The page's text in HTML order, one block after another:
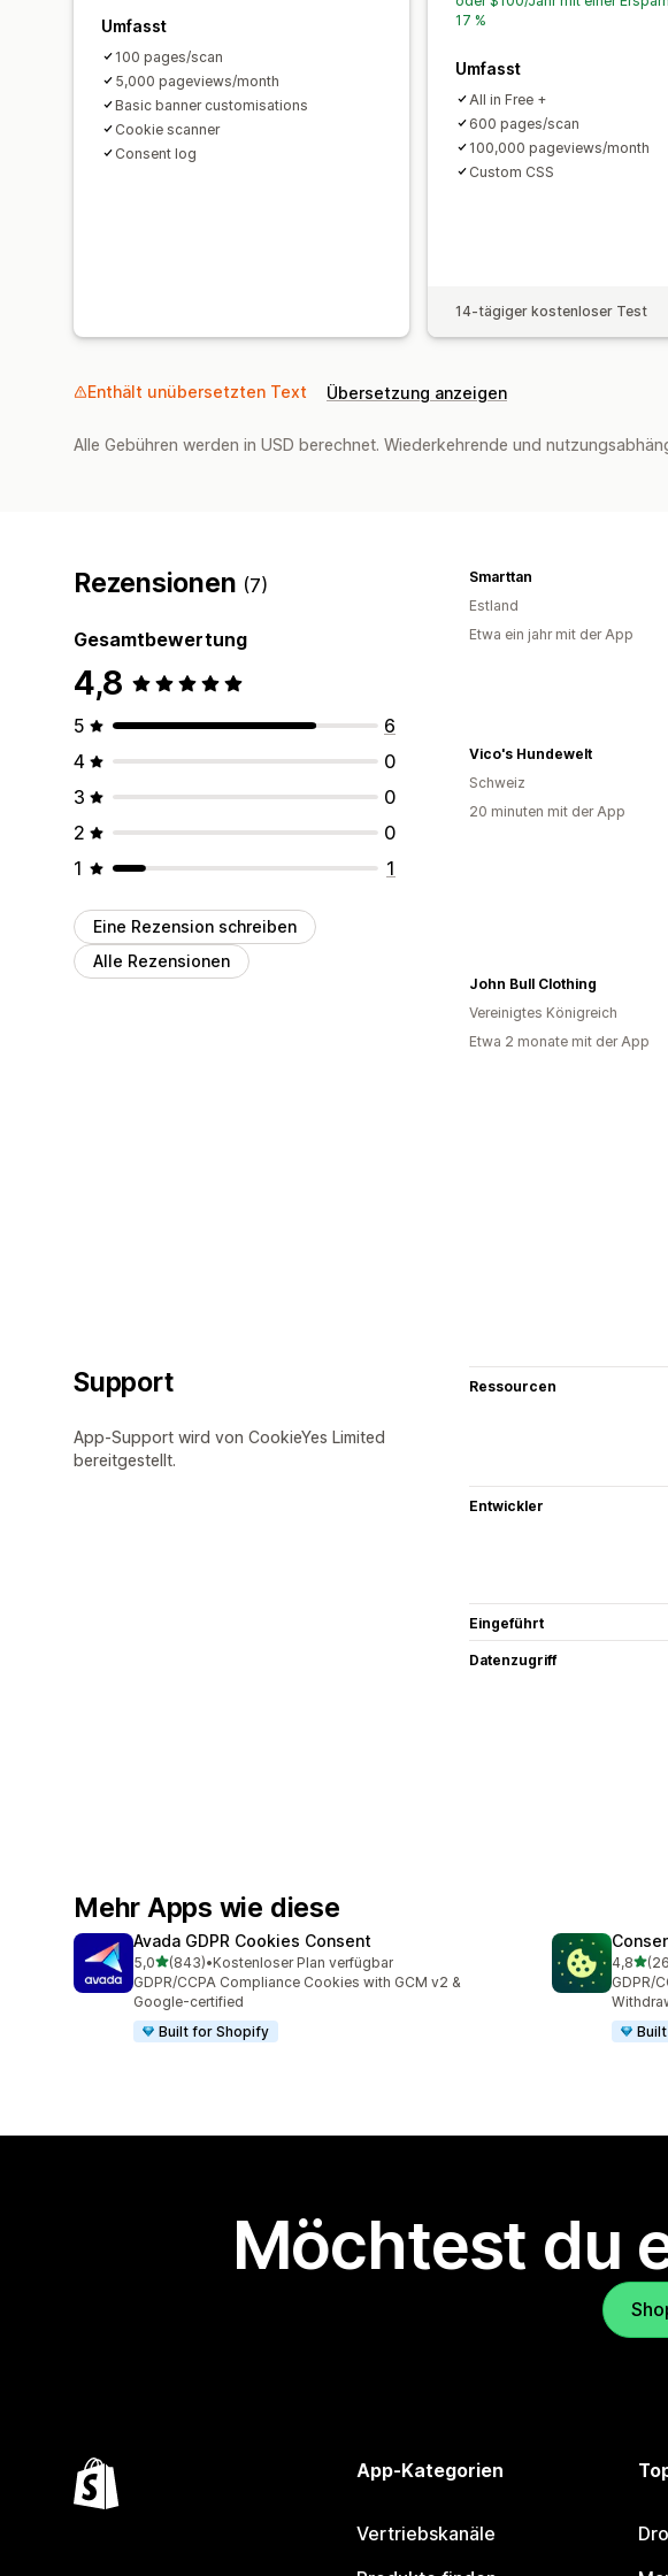
Umfasst
100 pages/scan
5,000 pageviews/month
Basic banner customisations
Cookie scanner
Consent log
17 %
Umfasst
All in Free +
600 pages/scan
100,000 pageviews/month
Custom CSS
14-tägiger kostenloser Test
Enthält unübersetzten Text Übersetzung anzeigen
Alle Gebühren werden in USD berechnet. Wiederkehrende und
Rezensionen (7)
Gesamtbewertung
4,8
5
6
4
0
3
0
2
0
1
1
Eine Rezension schreiben
Alle Rezensionen
Smarttan
Estland
Etwa ein jahr mit der App
Vico's Hundewelt
Schweiz
20 minuten mit der App
John Bull Clothing
Vereinigtes Königreich
Etwa 2 monate mit der App
Support
App-Support wird von CookieYes Limited
bereitgestellt.
Ressourcen
Entwickler
Eingeführt
Datenzugriff
Mehr Apps wie diese
Avada GDPR Cookies Consent
5,0von 5 Sternen
(843)
843 Rezensionen insgesamt
•Kostenloser Plan verfügbar
GDPR/CCPA Compliance Cookies with GCM v2 &
Google-certified
Built for Shopify
4,8von
263
GDPR/
Möchtest du
App-Kategorien
Vertriebskanäle